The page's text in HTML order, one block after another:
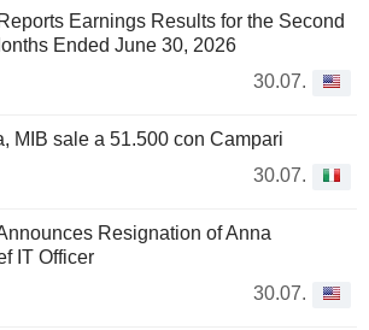
Earnings Results for the Second
Ended June 30, 2026
30.07.
MIB sale a 51.500 con Campari
30.07.
Resignation of Anna
IT Officer
30.07.